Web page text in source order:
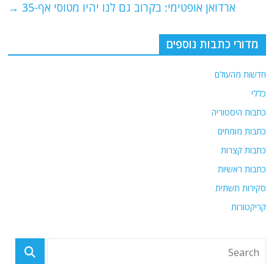
k
ארדואן אופטימי: בקרוב גם לנו יהיו מטוסי אף-35 →
מדורי כתבות נוספים
חדשות מהעולם
כללי
כתבות היסטוריה
כתבות מומחים
כתבות קצרות
כתבות ראשיות
סקירות תשתית
קריקטורות